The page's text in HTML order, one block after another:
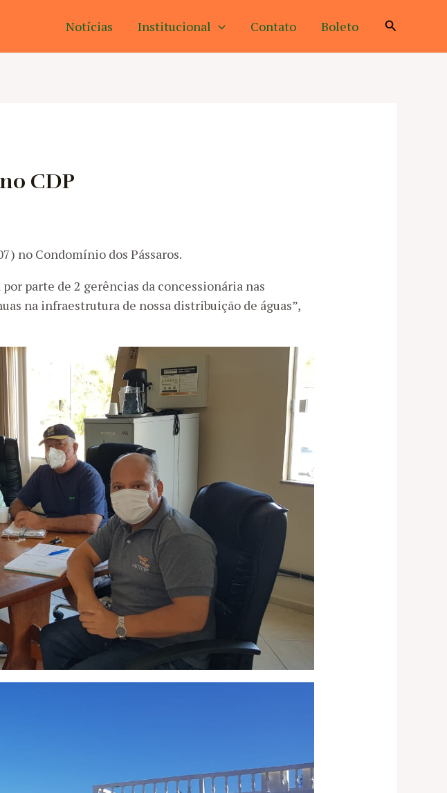
Notícias Institucional Contato Boleto Pesquisar
CDP
no Condomínio dos Pássaros.
parte de 2 gerências da concessionária nas
na infraestrutura de nossa distribuição de águas”,